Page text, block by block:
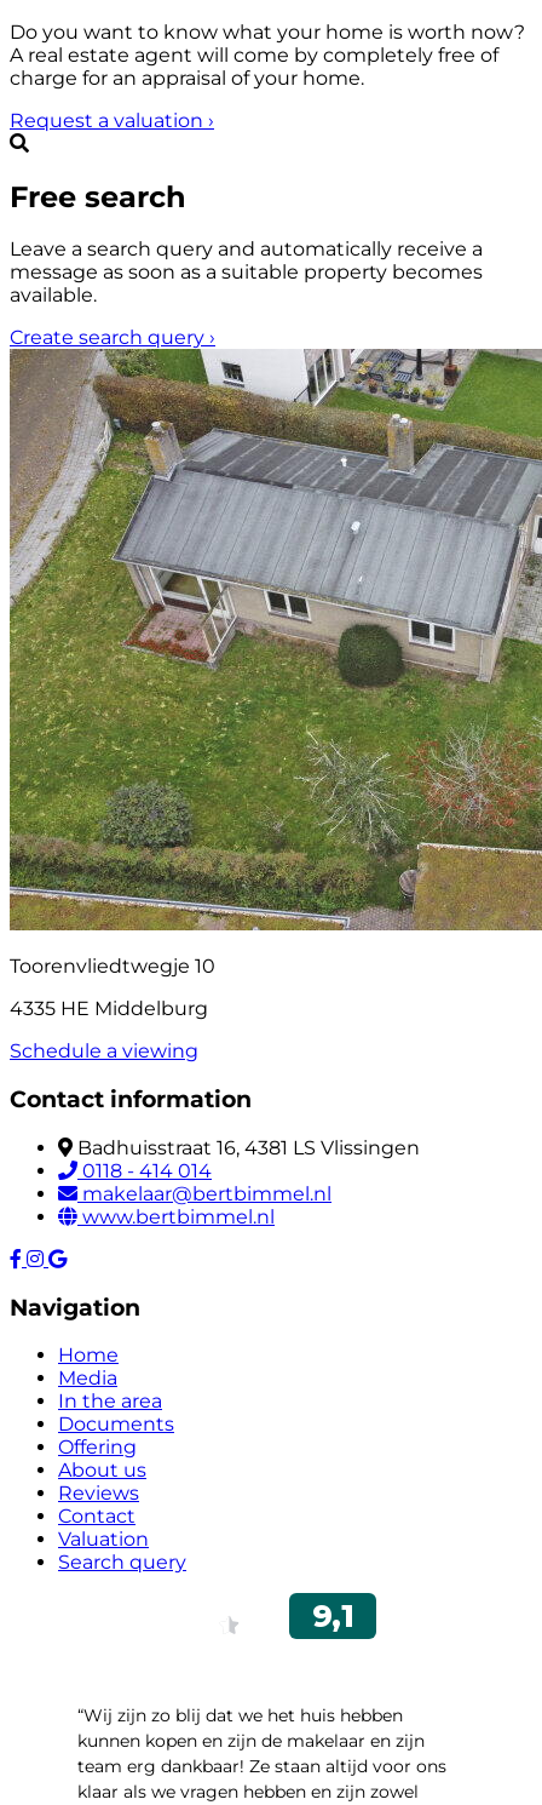
Do you want to know what your home is worth now?
A real estate agent will come by completely free of
charge for an appraisal of your home.
Request a valuation ›
Free search
Leave a search query and automatically receive a
message as soon as a suitable property becomes
available.
Create search query ›
Toorenvliedtwegje 10
4335 HE Middelburg
Schedule a viewing
Contact information
Badhuisstraat 16, 4381 LS Vlissingen
0118 - 414 014
makelaar@bertbimmel.nl
www.bertbimmel.nl
Navigation
Home
Media
In the area
Documents
Offering
About us
Reviews
Contact
Valuation
Search query
“Wij zijn zo blij dat we het huis hebben
kunnen kopen en zijn de makelaar en zijn
team erg dankbaar! Ze staan altijd voor ons
klaar als we vragen hebben en zijn zowel